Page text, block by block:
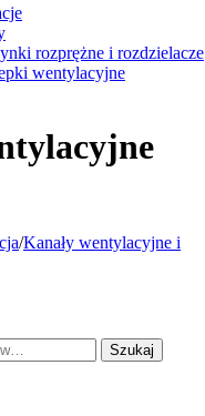
rozprężne i rozdzielacze
wentylacyjne
/Kanały wentylacyjne i
Szukaj